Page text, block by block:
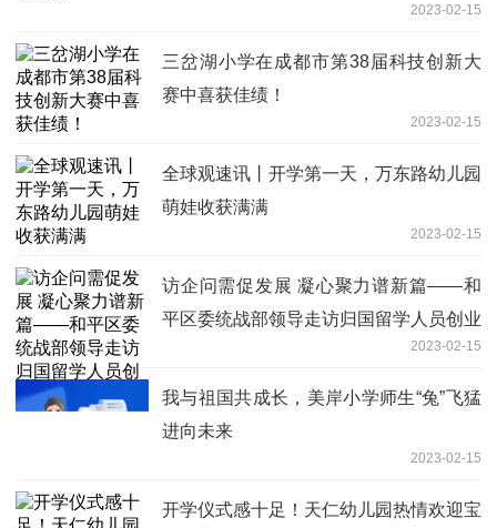
2023-02-15
三岔湖小学在成都市第38届科技创新大
赛中喜获佳绩！
2023-02-15
全球观速讯丨开学第一天，万东路幼儿园
萌娃收获满满
2023-02-15
访企问需促发展 凝心聚力谱新篇——和
平区委统战部领导走访归国留学人员创业
2023-02-15
我与祖国共成长，美岸小学师生“兔”飞猛
进向未来
2023-02-15
开学仪式感十足！天仁幼儿园热情欢迎宝